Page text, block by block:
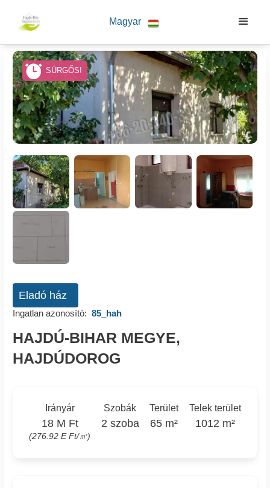
Magyar
SÜRGŐS!
Eladó ház
Ingatlan azonosító: 85_hah
HAJDÚ-BIHAR MEGYE,
HAJDÚDOROG
Irányár
18 M Ft
(276.92 E Ft/㎡)
Szobák
2 szoba
Terület
65 m²
Telek terület
1012 m²